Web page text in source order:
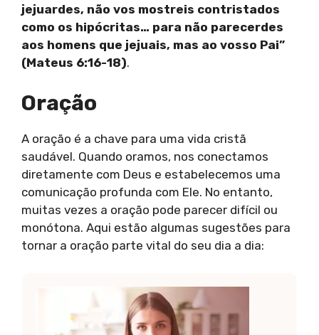
jejuardes, não vos mostreis contristados
como os hipócritas… para não parecerdes
aos homens que jejuais, mas ao vosso Pai”
(Mateus 6:16-18).
Oração
A oração é a chave para uma vida cristã
saudável. Quando oramos, nos conectamos
diretamente com Deus e estabelecemos uma
comunicação profunda com Ele. No entanto,
muitas vezes a oração pode parecer difícil ou
monótona. Aqui estão algumas sugestões para
tornar a oração parte vital do seu dia a dia: